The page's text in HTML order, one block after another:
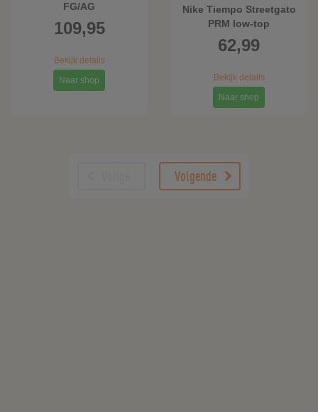
FG/AG
voetbalschoenen,
Blauw
109,95
Bekijk details
Naar shop
Nike Tiempo Streetgato
PRM low-top
zaalvoetbalschoenen -
Blauw
62,99
Bekijk details
Naar shop
Volgende